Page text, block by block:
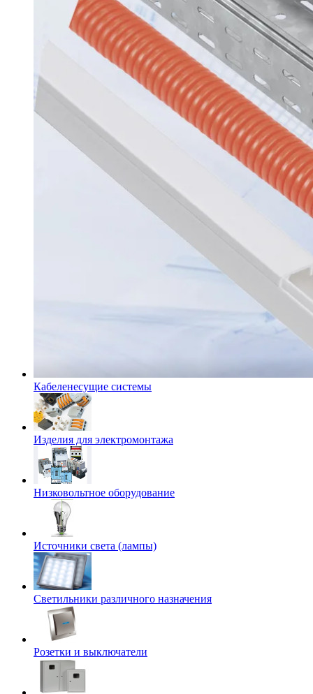
Кабеленесущие системы
Изделия для электромонтажа
Низковольтное оборудование
Источники света (лампы)
Светильники различного назначения
Розетки и выключатели